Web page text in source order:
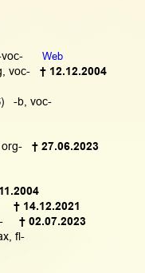
-voc-
Web
voc-
† 12.12.2004
   -b, voc-
org-
† 27.06.2023
† 14.12.2021
† 02.07.2023
fl-